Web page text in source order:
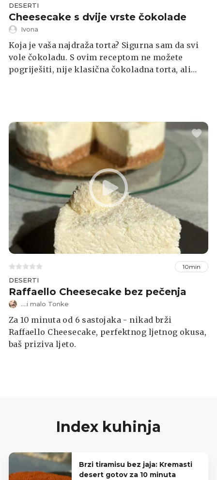
DESERTI
Cheesecake s dvije vrste čokolade
Ivona
Koja je vaša najdraža torta? Sigurna sam da svi
vole čokoladu. S ovim receptom ne možete
pogriješiti, nije klasična čokoladna torta, ali
10min
DESERTI
Raffaello Cheesecake bez pečenja
....i malo Tonke
Za 10 minuta od 6 sastojaka - nikad brži
Raffaello Cheesecake, perfektnog ljetnog okusa,
baš priziva ljeto.
Index kuhinja
Brzi tiramisu bez jaja: Kremasti
desert gotov za 10 minuta